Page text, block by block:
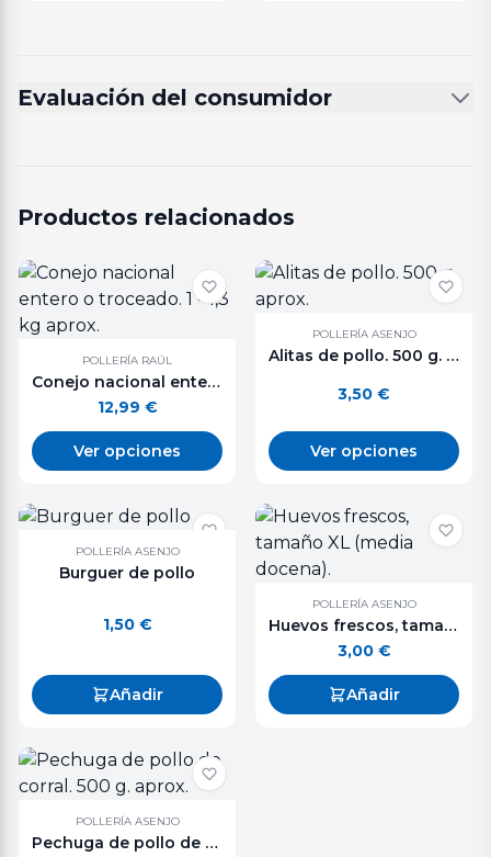
Evaluación del consumidor
Productos relacionados
POLLERÍA RAÚL
Conejo nacional entero o troceado. 1 - 1,3 kg aprox.
12,99 €
Ver opciones
POLLERÍA ASENJO
Alitas de pollo. 500 g. aprox.
3,50 €
Ver opciones
POLLERÍA ASENJO
Burguer de pollo
1,50 €
Añadir
POLLERÍA ASENJO
Huevos frescos, tamaño XL (media docena).
3,00 €
Añadir
POLLERÍA ASENJO
Pechuga de pollo de corral. 500 g. aprox.